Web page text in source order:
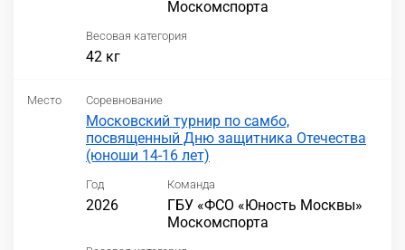
Москомспорта
Весовая категория
42 кг
Место Соревнование
Московский турнир по самбо,
посвященный Дню защитника Отечества
(юноши 14-16 лет)
Год
2026
Команда
ГБУ «ФСО «Юность Москвы»
Москомспорта